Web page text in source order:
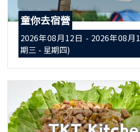
童你去宿營
2026年08月12日 - 2026年08月
期三 - 星期四)